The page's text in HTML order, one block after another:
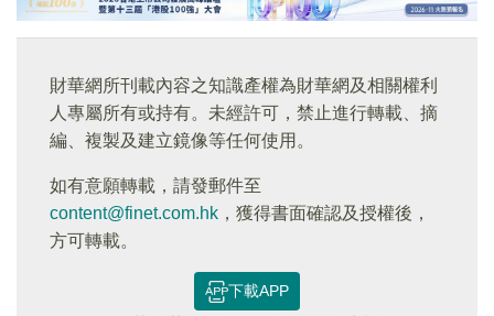
財華網所刊載內容之知識產權為財華網及相關權利
人專屬所有或持有。未經許可，禁止進行轉載、摘
編、複製及建立鏡像等任何使用。
如有意願轉載，請發郵件至
content@finet.com.hk ，獲得書面確認及授權後，
方可轉載。
下載APP